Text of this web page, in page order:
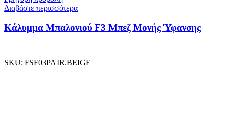
Διαβάστε περισσότερα
Κάλυμμα Μπαλονιού F3 Μπεζ Μονής Ύφανσης
SKU: FSF03PAIR.BEIGE